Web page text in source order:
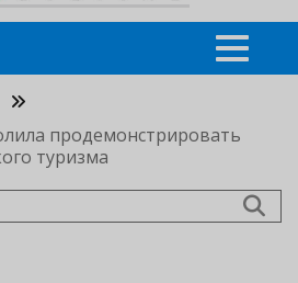
продемонстрировать
туризма